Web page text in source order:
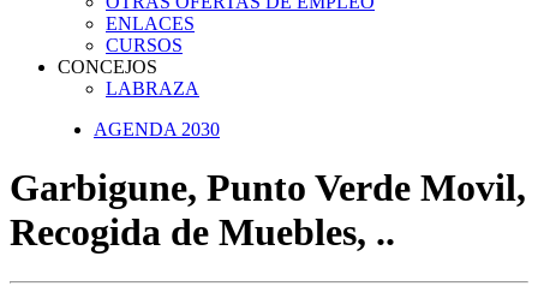
ENLACES
CURSOS
CONCEJOS
LABRAZA
AGENDA 2030
Garbigune, Punto Verde Movil,
Recogida de Muebles, ..